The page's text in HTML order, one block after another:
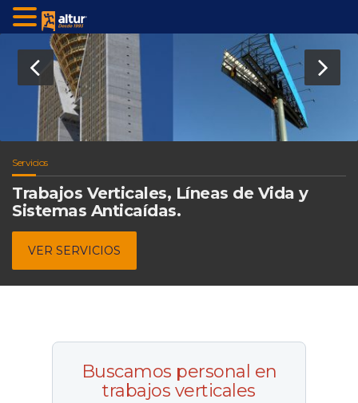
Servicios
Trabajos Verticales, Líneas de Vida y
Sistemas Anticaídas.
VER SERVICIOS
Buscamos personal en
trabajos verticales